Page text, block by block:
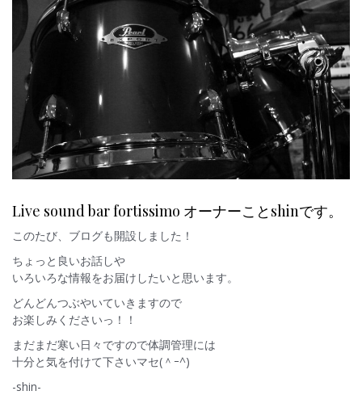
Live sound bar fortissimo オーナーことshinです。
このたび、ブログも開設しました！
ちょっと良いお話しや
いろいろな情報をお届けしたいと思います。
どんどんつぶやいていきますので
お楽しみくださいっ！！
まだまだ寒い日々ですので体調管理には
十分と気を付けて下さいマセ(＾ｰ^)
-shin-